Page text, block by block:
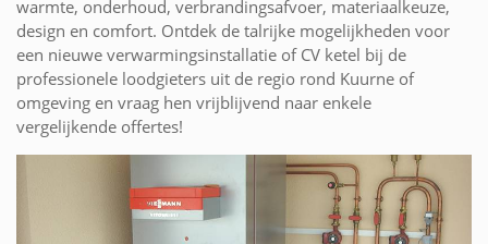
warmte, onderhoud, verbrandingsafvoer, materiaalkeuze,
design en comfort. Ontdek de talrijke mogelijkheden voor
een nieuwe verwarmingsinstallatie of CV ketel bij de
professionele loodgieters uit de regio rond Kuurne of
omgeving en vraag hen vrijblijvend naar enkele
vergelijkende offertes!